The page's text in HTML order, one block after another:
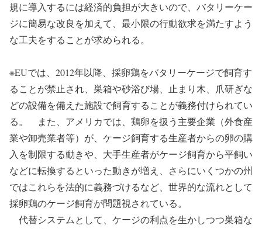
規に導入するには経済的負担が大きいので、バタリーケー
ジに簡易な改良を加えて、最小限の行動欲求を満たすよう
な工夫をすることが求められる。
※EUでは、2012年以降、採卵鶏をバタリーケージで飼育す
ることが禁止され、巣箱や砂浴び場、止まり木、爪研ぎな
どの設備を備えた施設で飼育することが義務付けられてい
る。 また、アメリカでは、鶏卵を扱う主要企業（外食産
業や卸売業者等）が、ケージ飼育する生産者からの卵の購
入を制限する動きや、大手生産者がケージ飼育から平飼い
などに転換するといった動きが増え、さらにいくつかの州
ではこれらを法的に義務づけるなど、世界的な流れとして
採卵鶏のケージ飼育が問題視されている。
代替システムとして、ケージの利点を生かしつつ巣箱な